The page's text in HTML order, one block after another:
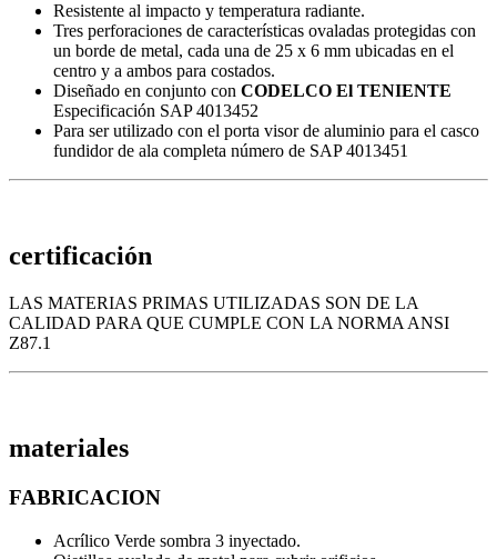
Resistente al impacto y temperatura radiante.
Tres perforaciones de características ovaladas protegidas con
un borde de metal, cada una de 25 x 6 mm ubicadas en el
centro y a ambos para costados.
Diseñado en conjunto con CODELCO El TENIENTE
Especificación SAP 4013452
Para ser utilizado con el porta visor de aluminio para el casco
fundidor de ala completa número de SAP 4013451
certificación
LAS MATERIAS PRIMAS UTILIZADAS SON DE LA
CALIDAD PARA QUE CUMPLE CON LA NORMA ANSI
Z87.1
materiales
FABRICACION
Acrílico Verde sombra 3 inyectado.